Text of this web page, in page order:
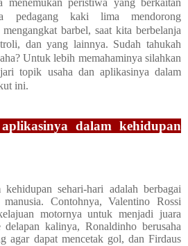
menemukan peristiwa yang berkaitan
pedagang kaki lima mendorong
barbel, saat kita berbelanja
dan yang lainnya. Sudah tahukah
? Untuk lebih memahaminya silahkan
topik usaha dan aplikasinya dalam
ini.
dalam kehidupan
sehari-hari adalah berbagai
Contohnya, Valentino Rossi
motornya untuk menjadi juara
delapan kalinya, Ronaldinho berusaha
agar dapat mencetak gol, dan Firdaus